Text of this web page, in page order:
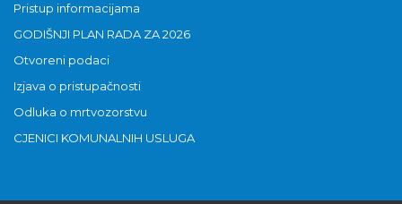
Pristup informacijama
GODIŠNJI PLAN RADA ZA 2026
Otvoreni podaci
Izjava o pristupačnosti
Odluka o mrtvozorstvu
CJENICI KOMUNALNIH USLUGA